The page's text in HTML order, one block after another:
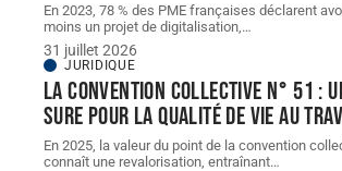
En 2023, 78 % des PME françaises déclarent
moins un projet de digitalisation, …
31 juillet 2026
JURIDIQUE
La convention collective n° 51 :
sure pour la qualité de vie au
En 2025, la valeur du point de la convention
connaît une revalorisation, entraînant…